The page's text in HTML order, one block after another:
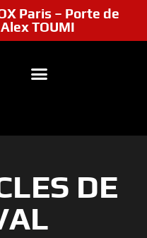
Paris – Porte de
TOUMI
DE